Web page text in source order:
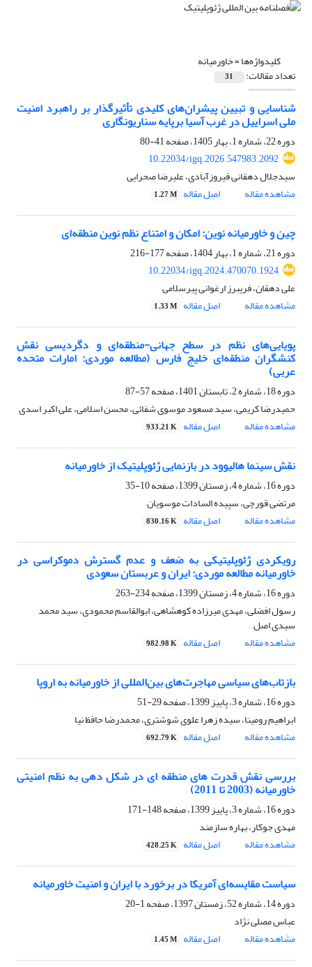
کلیدواژه‌ها =خاورمیانه
تعداد مقالات: 31
شناسایی و تبیین پیشران‌های کلیدی تأثیرگذار بر راهبرد امنیت
ملی اسراییل در غرب آسیا برپایه سناریونگاری
دوره 22، شماره 1، بهار 1405، صفحه
41-80
10.22034/igq.2026.547983.2092
سیدجلال دهقانی فیروزآبادی، علیرضا صحرایی
مشاهده مقاله
اصل مقاله 1.27 M
چین و خاورمیانه نوین: امکان و امتناع نظم نوین منطقه‌ای
دوره 21، شماره 1، بهار 1404، صفحه
177-216
10.22034/igq.2024.470070.1924
علی دهقان، فریبرز ارغوانی پیرسلامی
مشاهده مقاله
اصل مقاله 1.33 M
پویایی‌های نظم در سطح جهانی-منطقه‌ای و دگردیسی نقش
کنشگران منطقه‌ای خلیج فارس (مطالعه موردی: امارات متحده
عربی)
دوره 18، شماره 2، تابستان 1401، صفحه
57-87
حمیدرضا کریمی، سید مسعود موسوی شفائی، محسن اسلامی، علی اکبر اسدی
مشاهده مقاله
اصل مقاله 933.21 K
نقش سینما هالیوود در بازنمایی ژئوپلیتیک از خاورمیانه
دوره 16، شماره 4، زمستان 1399، صفحه
10-35
مرتضی قورچی، سپیده السادات موسویان
مشاهده مقاله
اصل مقاله 830.16 K
رویکردی ژئوپلیتیکی به ضعف و عدم گسترش دموکراسی در
خاورمیانه مطالعه موردی: ایران و عربستان سعودی
دوره 16، شماره 4، زمستان 1399، صفحه
234-263
رسول افضلی، مهدی میرزاده کوهشاهی، ابوالقاسم محمودی، سید محمد
سیدی اصل
مشاهده مقاله
اصل مقاله 982.98 K
بازتاب‌های سیاسی مهاجرت‌های بین‌المللی از خاورمیانه به اروپا
دوره 16، شماره 3، پاییز 1399، صفحه
29-51
ابراهیم رومینا، سیده زهرا علوی شوشتری، محمدرضا حافظ نیا
مشاهده مقاله
اصل مقاله 692.79 K
بررسی نقش قدرت های منطقه ای در شکل دهی به نظم امنیتی
خاورمیانه (2003 تا 2011)
دوره 16، شماره 3، پاییز 1399، صفحه
148-171
مهدی جوکار، بهاره سازمند
مشاهده مقاله
اصل مقاله 428.25 K
سیاست مقایسه‌ای آمریکا در برخورد با ایران و امنیت خاورمیانه
دوره 14، شماره 52، زمستان 1397، صفحه
1-20
عباس مصلی نژاد
مشاهده مقاله
اصل مقاله 1.45 M